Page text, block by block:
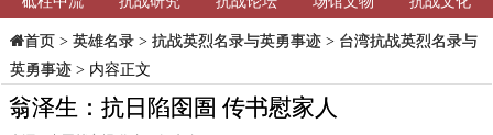
首页> 英雄名录> 抗战英烈名录与英勇事迹> 台湾抗战英烈名录与
英勇事迹> 内容正文
翁泽生：抗日陷囹圄 传书慰家人